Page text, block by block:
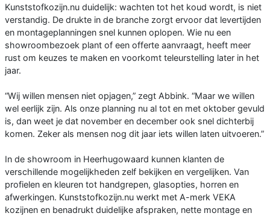
Kunststofkozijn.nu duidelijk: wachten tot het koud wordt, is niet
verstandig. De drukte in de branche zorgt ervoor dat levertijden
en montageplanningen snel kunnen oplopen. Wie nu een
showroombezoek plant of een offerte aanvraagt, heeft meer
rust om keuzes te maken en voorkomt teleurstelling later in het
jaar.
“Wij willen mensen niet opjagen,” zegt Abbink. “Maar we willen
wel eerlijk zijn. Als onze planning nu al tot en met oktober gevuld
is, dan weet je dat november en december ook snel dichterbij
komen. Zeker als mensen nog dit jaar iets willen laten uitvoeren.”
In de showroom in Heerhugowaard kunnen klanten de
verschillende mogelijkheden zelf bekijken en vergelijken. Van
profielen en kleuren tot handgrepen, glasopties, horren en
afwerkingen. Kunststofkozijn.nu werkt met A-merk VEKA
kozijnen en benadrukt duidelijke afspraken, nette montage en